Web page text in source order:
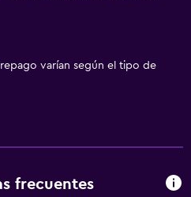
varían según el tipo de
frecuentes